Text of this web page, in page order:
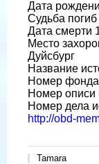
Дата
Судьба
Дата смерти
Место
Дуйсбург
Название
Номер фонда
Номер описи
Номер дела
http://obd-
Tamara